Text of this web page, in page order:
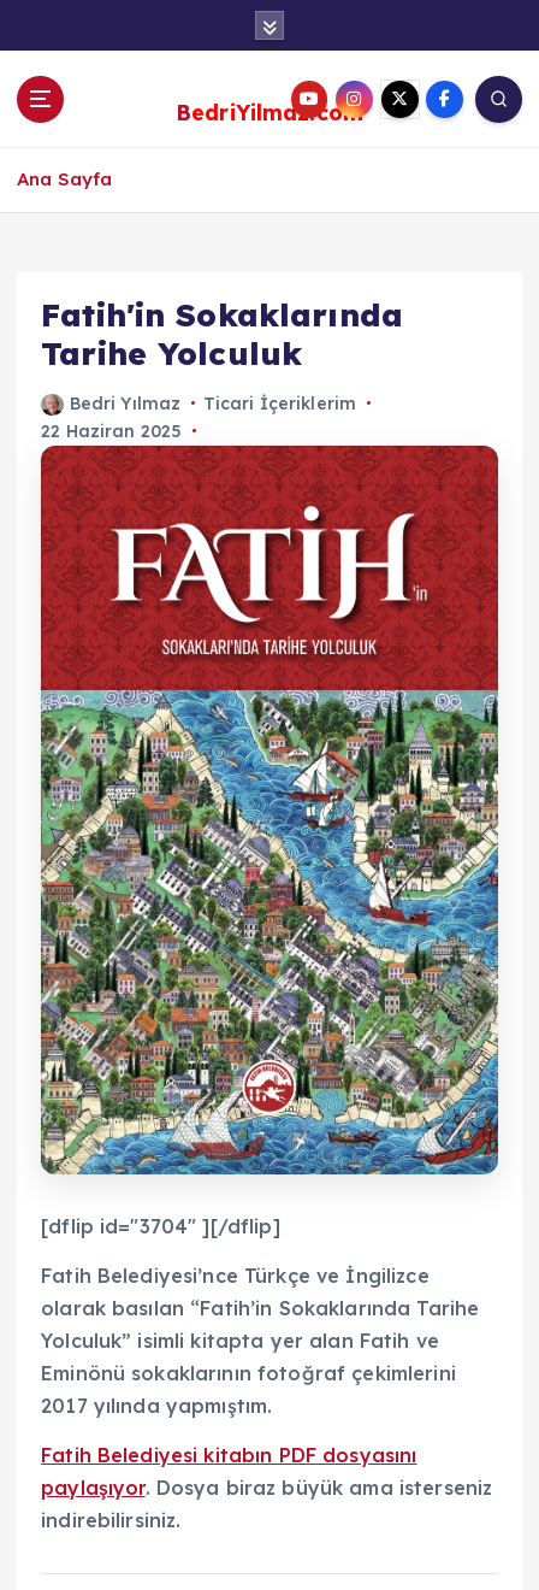
BedriYilmaz.com
Ana Sayfa
Fatih'in Sokaklarında
Tarihe Yolculuk
Bedri Yılmaz
Ticari İçeriklerim
22 Haziran 2025
[dflip id="3704" ][/dflip]
Fatih Belediyesi’nce Türkçe ve İngilizce
olarak basılan “Fatih’in Sokaklarında Tarihe
Yolculuk” isimli kitapta yer alan Fatih ve
Eminönü sokaklarının fotoğraf çekimlerini
2017 yılında yapmıştım.
Fatih Belediyesi kitabın PDF dosyasını
paylaşıyor. Dosya biraz büyük ama isterseniz
indirebilirsiniz.